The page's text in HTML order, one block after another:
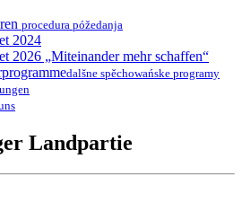
procedura póžedanja
2024
2026 „Miteinander mehr schaffen“
dalšne spěchowańske programy
Landpartie